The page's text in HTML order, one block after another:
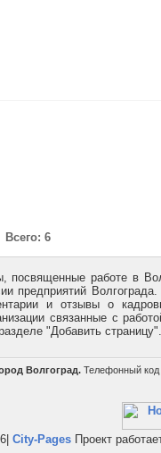
Всего: 6
посвященные работе в
предприятий
и отзывы о
связанные с
"Добавить страницу".
Волгоград. Телефонный код
City-Pages Проект